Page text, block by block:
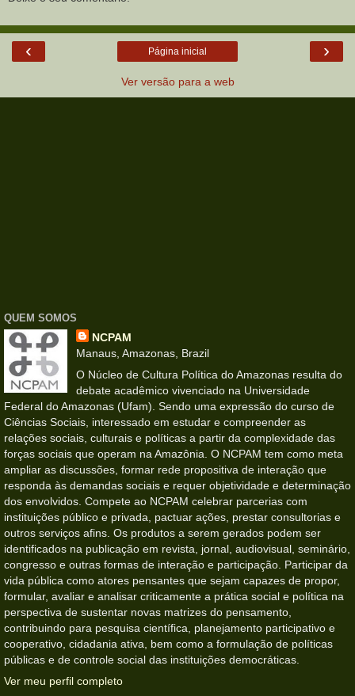
‹ ›
Página inicial
Ver versão para a web
QUEM SOMOS
NCPAM
Manaus, Amazonas, Brazil
O Núcleo de Cultura Política do Amazonas resulta do
debate acadêmico vivenciado na Universidade
Federal do Amazonas (Ufam). Sendo uma expressão do curso de
Ciências Sociais, interessado em estudar e compreender as
relações sociais, culturais e políticas a partir da complexidade das
forças sociais que operam na Amazônia. O NCPAM tem como meta
ampliar as discussões, formar rede propositiva de interação que
responda às demandas sociais e requer objetividade e determinação
dos envolvidos. Compete ao NCPAM celebrar parcerias com
instituições público e privada, pactuar ações, prestar consultorias e
outros serviços afins. Os produtos a serem gerados podem ser
identificados na publicação em revista, jornal, audiovisual, seminário,
congresso e outras formas de interação e participação. Participar da
vida pública como atores pensantes que sejam capazes de propor,
formular, avaliar e analisar criticamente a prática social e política na
perspectiva de sustentar novas matrizes do pensamento,
contribuindo para pesquisa científica, planejamento participativo e
cooperativo, cidadania ativa, bem como a formulação de políticas
públicas e de controle social das instituições democráticas.
Ver meu perfil completo